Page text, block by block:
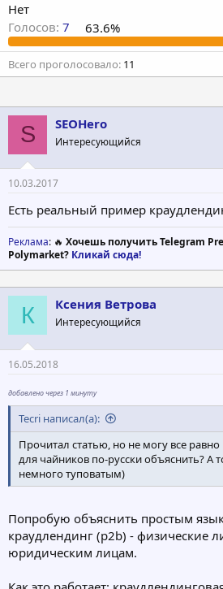
Нет
Голосов: 7 63.6%
Всего проголосовало 11
S SEOHero
Интересующийся
10.03.2017
Есть реальный пример
Реклама: 🔥 Хочешь получить Telegram
Polymarket? Кликай сюда!
К Ксения Ветрова
Интересующийся
16.05.2018
добавлено через 1 минуту
Tecri написал(а):
Прочитал статью, но не могу все
для чайников по-русски объяснить? А
немного туповатым)
Попробую объяснить простым
краудлендинг (p2b) - физические
юридическим лицам.